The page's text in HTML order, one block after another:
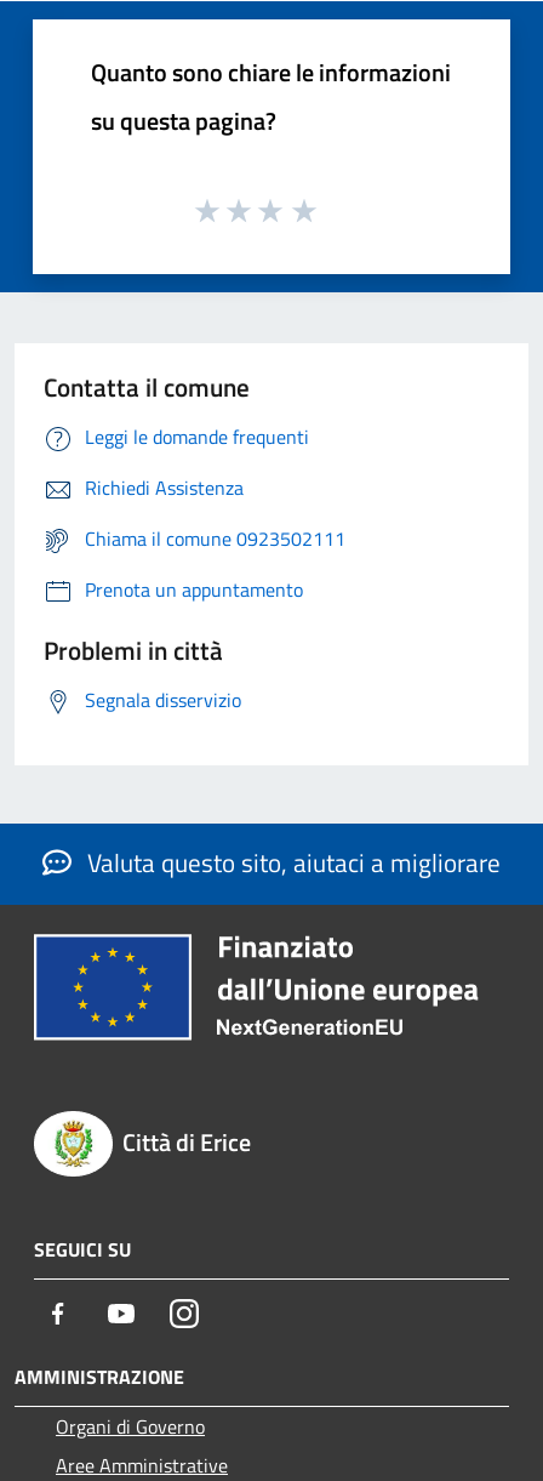
Quanto sono chiare le informazioni
su questa pagina?
Contatta il comune
Leggi le domande frequenti
Richiedi Assistenza
Chiama il comune 0923502111
Prenota un appuntamento
Problemi in città
Segnala disservizio
Valuta questo sito, aiutaci a migliorare
Città di Erice
SEGUICI SU
Facebook YoutubeInstagram
AMMINISTRAZIONE
Organi di Governo
Aree Amministrative